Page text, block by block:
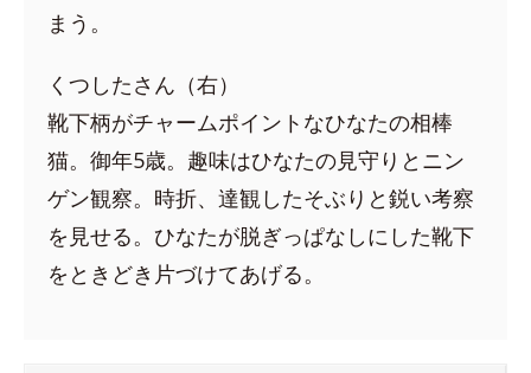
まう。
くつしたさん（右）
靴下柄がチャームポイントなひなたの相棒
猫。御年5歳。趣味はひなたの見守りとニン
ゲン観察。時折、達観したそぶりと鋭い考察
を見せる。ひなたが脱ぎっぱなしにした靴下
をときどき片づけてあげる。